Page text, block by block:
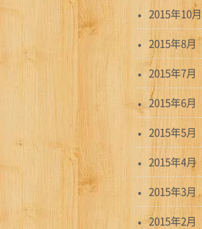
2015年10月
2015年8月
2015年7月
2015年6月
2015年5月
2015年4月
2015年3月
2015年2月